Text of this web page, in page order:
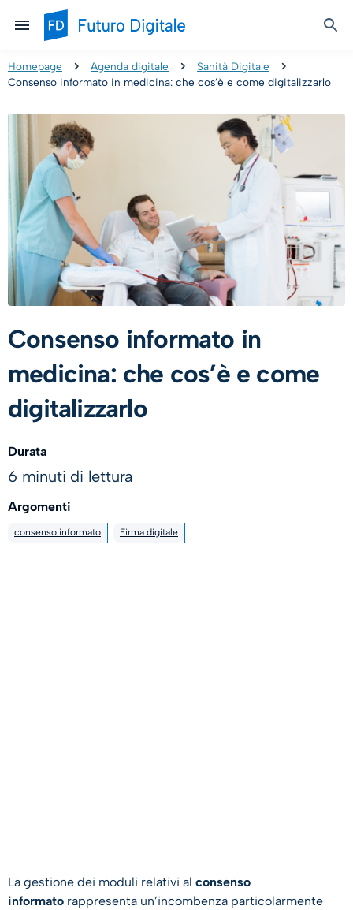
Homepage Agenda digitale
Sanità Digitale
Consenso informato in medicina: che cos’è e come digitalizzarlo
Consenso informato in
medicina: che cos’è e come
digitalizzarlo
La gestione dei moduli relativi al consenso
informato rappresenta un’incombenza particolarmente
Durata
6 minuti di lettura
Argomenti
consenso informato Firma digitale